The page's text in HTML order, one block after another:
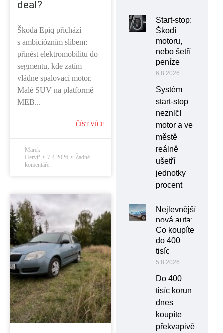
deal?
Škoda Epiq přichází
s ambiciózním slibem:
přinést elektromobilitu do
segmentu, kde zatím
vládne spalovací motor.
Malé SUV na platformě
MEB...
ČÍST VÍCE
Marek
Hervíř
7.4.2026
Žádné
komentáře
Start-stop:
Škodí
motoru,
nebo šetří
peníze
6.8.2026
Systém
start-stop
nezničí
motor a ve
městě
reálně
ušetří
jednotky
procent
Nejlevnější
nová auta:
Co koupíte
do 400
tisíc
5.8.2026
Do 400
tisíc korun
dnes
koupíte
překvapivě